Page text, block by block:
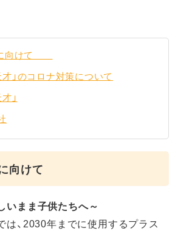
向けて
」のコロナ対策について
」
に向けて
いまま子供たちへ～
は、2030年までに使用するプラス